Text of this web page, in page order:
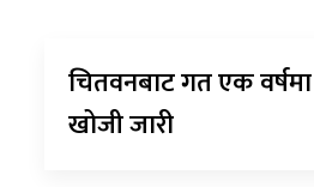
चितवनबाट गत एक वर्षमा
खोजी जारी